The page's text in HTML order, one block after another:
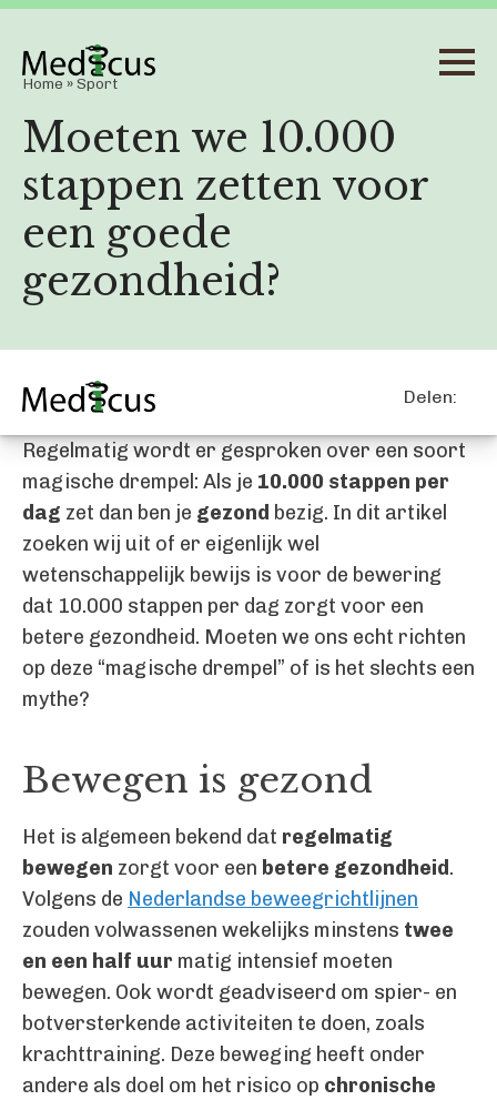
Home »Sport
Moeten we 10.000
stappen zetten voor
een goede
gezondheid?
Delen:
Regelmatig wordt er gesproken over een soort
magische drempel: Als je 10.000 stappen per
dag zet dan ben je gezond bezig. In dit artikel
zoeken wij uit of er eigenlijk wel
wetenschappelijk bewijs is voor de bewering
dat 10.000 stappen per dag zorgt voor een
betere gezondheid. Moeten we ons echt richten
op deze “magische drempel” of is het slechts een
mythe?
Bewegen is gezond
Het is algemeen bekend dat regelmatig
bewegen zorgt voor een betere gezondheid.
Volgens de Nederlandse beweegrichtlijnen
zouden volwassenen wekelijks minstens twee
en een half uur matig intensief moeten
bewegen. Ook wordt geadviseerd om spier- en
botversterkende activiteiten te doen, zoals
krachttraining. Deze beweging heeft onder
andere als doel om het risico op chronische